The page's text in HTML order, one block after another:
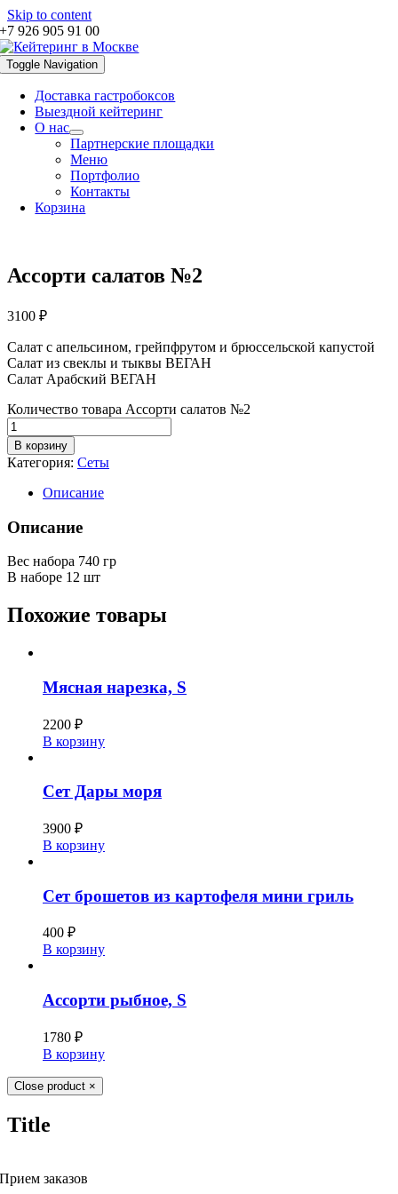
Skip to content
+7 926 905 91 00
Toggle Navigation
Доставка гастробоксов
Выездной кейтеринг
О нас
Партнерские площадки
Меню
Портфолио
Контакты
Корзина
Ассорти салатов №2
3100 ₽
Салат с апельсином, грейпфрутом и брюссельской капустой
Салат из свеклы и тыквы ВЕГАН
Салат Арабский ВЕГАН
Количество товара Ассорти салатов №2
В корзину
Категория: Сеты
Описание
Описание
Вес набора 740 гр
В наборе 12 шт
Похожие товары
Мясная нарезка, S
2200 ₽
В корзину
Сет Дары моря
3900 ₽
В корзину
Сет брошетов из картофеля мини гриль
400 ₽
В корзину
Ассорти рыбное, S
1780 ₽
В корзину
Close product ×
Title
Прием заказов